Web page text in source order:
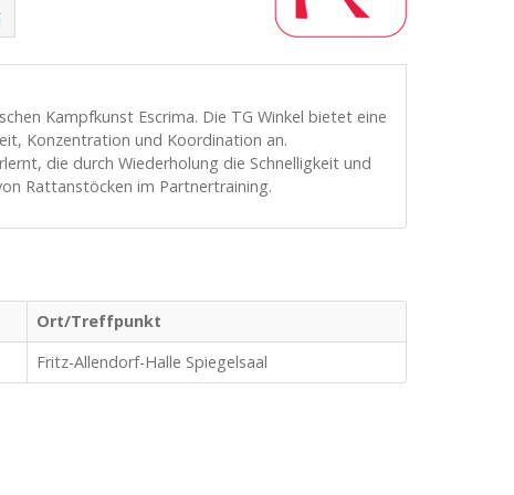
Kampfkunst Escrima. Die TG Winkel bietet eine
Konzentration und Koordination an.
die durch Wiederholung die Schnelligkeit und
Rattanstöcken im Partnertraining.
Ort/Treffpunkt
Fritz-Allendorf-Halle Spiegelsaal